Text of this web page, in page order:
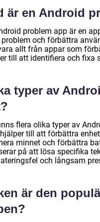
är en Android
problem app är en
och förbättra
allt från appar som
till att identifiera och fixa
typer av
flera olika typer av
till att förbättra
minnet och förbättra
på att lösa specifika
och långsam
är den